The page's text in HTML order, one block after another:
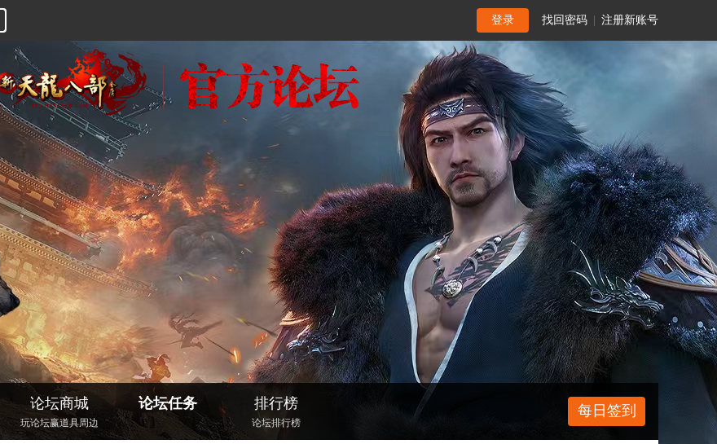
登录 找回密码 注册新账号
论坛商城
玩论坛赢道具周边
论坛任务 每日签到
排行榜
论坛排行榜